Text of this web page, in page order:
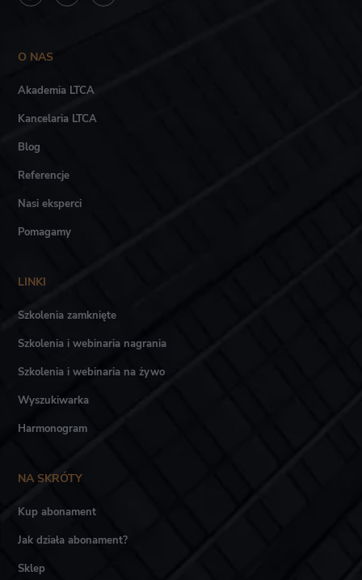
O NAS
Akademia LTCA
Kancelaria LTCA
Blog
Referencje
Nasi eksperci
Pomagamy
LINKI
Szkolenia zamknięte
Szkolenia i webinaria nagrania
Szkolenia i webinaria na żywo
Wyszukiwarka
Harmonogram
NA SKRÓTY
Kup abonament
Jak działa abonament?
Sklep